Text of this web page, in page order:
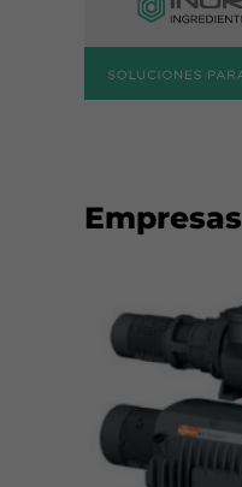
Empresas